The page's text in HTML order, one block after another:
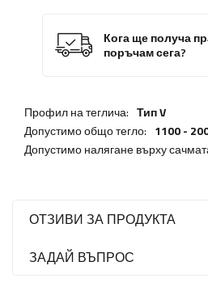
Кога ще получа
поръчам сега?
Профил на теглича: Тип V
Допустимо общо тегло: 1100 -
Допустимо налягане върху
ОТЗИВИ ЗА ПРОДУКТА
ЗАДАЙ ВЪПРОС